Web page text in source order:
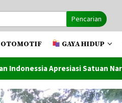
Pencarian
OTOMOTIF GAYA HIDUP
Narkoba Polres Metro Bekadi